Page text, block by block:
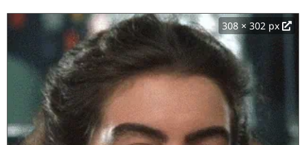
308 × 302 px